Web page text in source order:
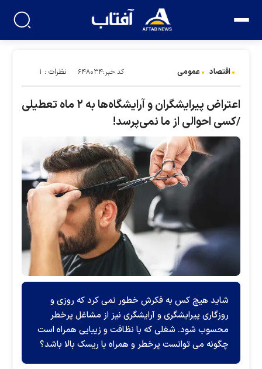
اقتصاد عمومی کد خبر:۶۴۸۰۳۴ نظرات : ۱
اعتراض پیرایشگران و آرایشگاه‌ها به ۲ ماه تعطیلی
/کسی احوالی از ما نمی‌پرسد!
شاید هیچ کس به فکرش خطور نمی کرد که روزی و
روزگاری پیرایشگری و آرایشگری نیز از مشاغل پرخطر
محسوب شود. شغلی که با نظافت و زیبایی همراه است
چگونه می توانست پرخطر و همراه با ریسک بالا باشد؟